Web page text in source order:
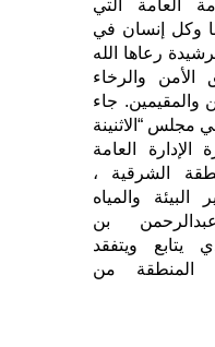
العامة التي
وكل إنسان في
رعاها الله
والرخاء
والمقيمين. جاء
مجلس “الاثنينة
الإدارة العامة
الشرقية ،
والمياه
بن
يتابع ويتفقد
المنطقة من